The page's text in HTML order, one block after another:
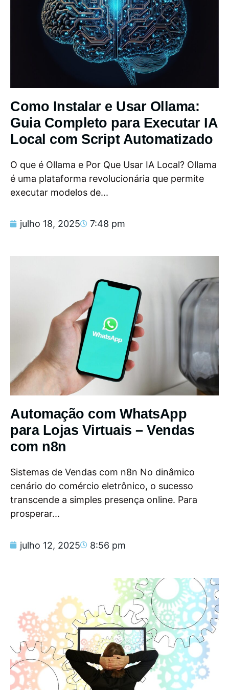
Como Instalar e Usar Ollama:
Guia Completo para Executar IA
Local com Script Automatizado
O que é Ollama e Por Que Usar IA Local? Ollama
é uma plataforma revolucionária que permite
executar modelos de...
julho 18, 2025 7:48 pm
Automação com WhatsApp
para Lojas Virtuais – Vendas
com n8n
Sistemas de Vendas com n8n No dinâmico
cenário do comércio eletrônico, o sucesso
transcende a simples presença online. Para
prosperar...
julho 12, 2025 8:56 pm